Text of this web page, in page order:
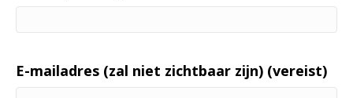
E-mailadres (zal niet zichtbaar zijn) (vereist)